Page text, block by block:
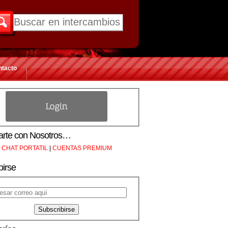
con Nosotros…
CHAT PORTATIL | CUENTAS PREMIUM